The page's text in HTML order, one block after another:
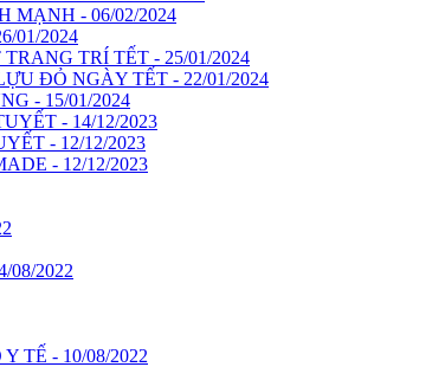
MẠNH - 06/02/2024
01/2024
TRÍ TẾT - 25/01/2024
ĐỎ NGÀY TẾT - 22/01/2024
- 15/01/2024
- 14/12/2023
- 12/12/2023
- 12/12/2023
08/2022
TẾ - 10/08/2022